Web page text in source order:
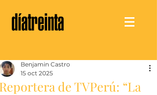
de TVPerú: “La
Benjamin Castro
15 oct 2025